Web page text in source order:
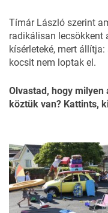
Tímár László szerint
radikálisan lecsökkent
kísérleteké, mert
kocsit nem loptak el.
Olvastad, hogy
köztük van? Kattints,